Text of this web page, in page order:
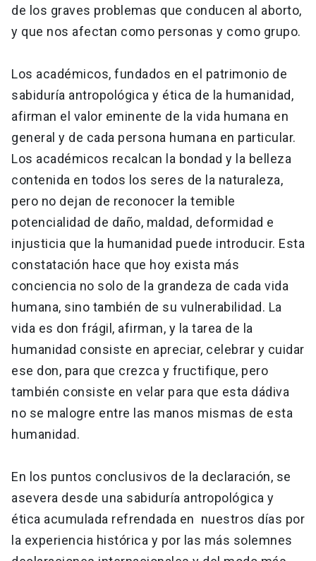
de los graves problemas que conducen al aborto,
y que nos afectan como personas y como grupo.
Los académicos, fundados en el patrimonio de
sabiduría antropológica y ética de la humanidad,
afirman el valor eminente de la vida humana en
general y de cada persona humana en particular.
Los académicos recalcan la bondad y la belleza
contenida en todos los seres de la naturaleza,
pero no dejan de reconocer la temible
potencialidad de daño, maldad, deformidad e
injusticia que la humanidad puede introducir. Esta
constatación hace que hoy exista más
conciencia no solo de la grandeza de cada vida
humana, sino también de su vulnerabilidad. La
vida es don frágil, afirman, y la tarea de la
humanidad consiste en apreciar, celebrar y cuidar
ese don, para que crezca y fructifique, pero
también consiste en velar para que esta dádiva
no se malogre entre las manos mismas de esta
humanidad.
En los puntos conclusivos de la declaración, se
asevera desde una sabiduría antropológica y
ética acumulada refrendada en nuestros días por
la experiencia histórica y por las más solemnes